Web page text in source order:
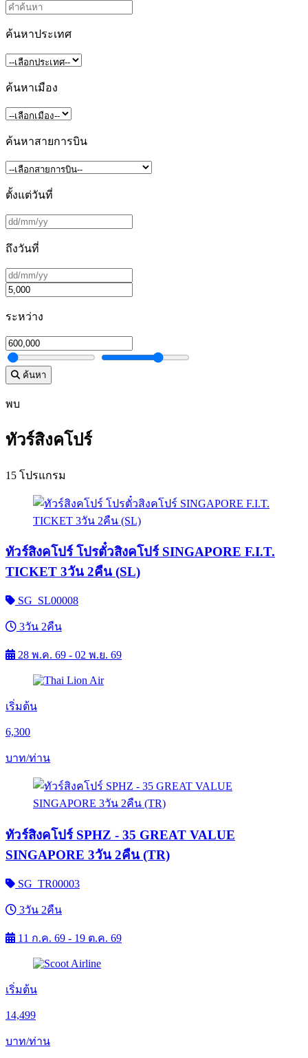
ค้นหาประเทศ
ค้นหาเมือง
ค้นหาสายการบิน
ตั้งแต่วันที่
ถึงวันที่
ระหว่าง
ค้นหา
พบ
ทัวร์สิงคโปร์
15 โปรแกรม
ทัวร์สิงคโปร์ โปรตั๋วสิงคโปร์ SINGAPORE F.I.T.
TICKET 3วัน 2คืน (SL)
SG_SL00008
3วัน 2คืน
28 พ.ค. 69 - 02 พ.ย. 69
เริ่มต้น
6,300
บาท/ท่าน
ทัวร์สิงคโปร์ SPHZ - 35 GREAT VALUE
SINGAPORE 3วัน 2คืน (TR)
SG_TR00003
3วัน 2คืน
11 ก.ค. 69 - 19 ต.ค. 69
เริ่มต้น
14,499
บาท/ท่าน